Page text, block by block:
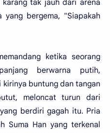
tak jauh dari arena
yang bergema, "Siapakah
ketika seorang
berwarna putih,
kirinya buntung dan tangan
meloncat turun dari
berdiri gagah itu. Pria
Suma Han yang terkenal